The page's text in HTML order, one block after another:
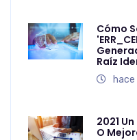
Cómo
Raíz
hace
2021
O